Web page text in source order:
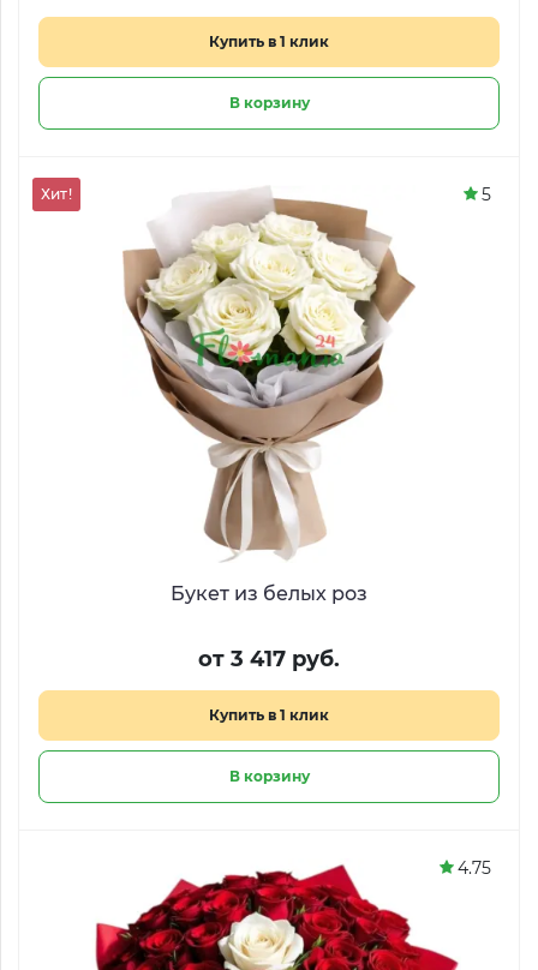
Купить в 1 клик
В корзину
Букет из белых роз
от 3 417 руб.
Купить в 1 клик
В корзину
Хит! 5
4.75